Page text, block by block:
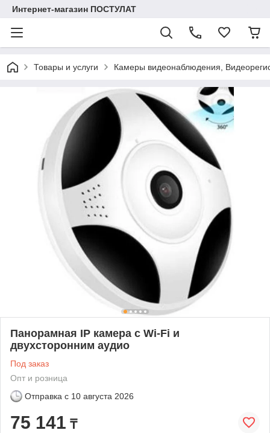
Интернет-магазин ПОСТУЛАТ
Товары и услуги Камеры видеонаблюдения,
Панорамная IP камера с Wi-Fi и
двухсторонним аудио
Под заказ
Опт и розница
Отправка с 10 августа 2026
75 141 ₸